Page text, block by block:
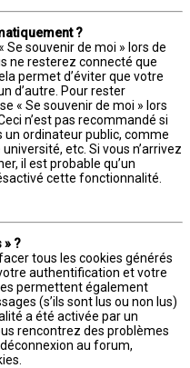
?
Se souvenir de moi » lors de
ne resterez connecté que
permet d’éviter que votre
d’autre. Pour rester
« Se souvenir de moi » lors
n’est pas recommandé si
ordinateur public, comme
etc. Si vous n’arrivez
il est probable qu’un
cette fonctionnalité.
?
tous les cookies générés
authentification et votre
permettent également
(s’ils sont lus ou non lus)
a été activée par un
rencontrez des problèmes
au forum,